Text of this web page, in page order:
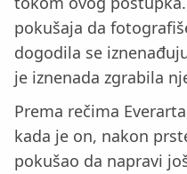
pokušaja da
dogodila se
je iznenada zgrabila
Prema rečima
kada je on, nakon
pokušao da napravi